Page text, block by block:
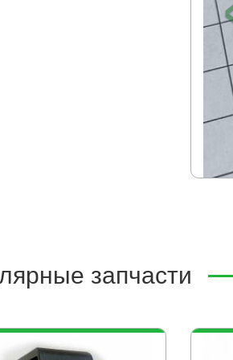
запчасти